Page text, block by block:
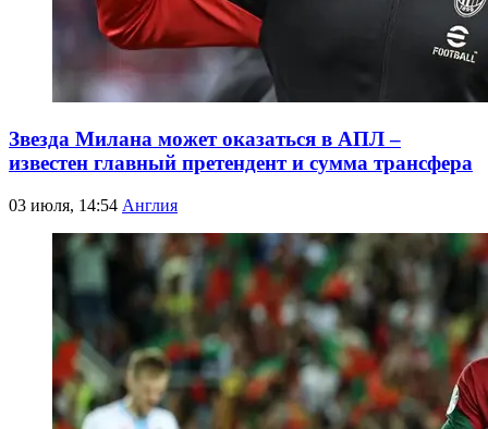
Звезда Милана может оказаться в АПЛ –
известен главный претендент и сумма трансфера
03 июля, 14:54 Англия